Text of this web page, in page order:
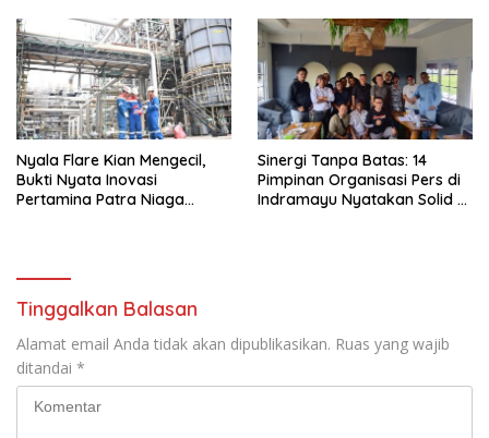
Nyala Flare Kian Mengecil,
Bukti Nyata Inovasi
Pertamina Patra Niaga
Sinergi Tanpa Batas: 14
Pimpinan Organisasi Pers di
Indramayu Nyatakan Solid di
Tinggalkan Balasan
Alamat email Anda tidak akan dipublikasikan. Ruas yang wajib
ditandai *